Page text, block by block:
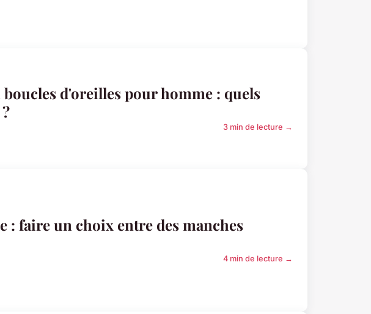
d'oreilles pour homme : quels
3 min de lecture →
: faire un choix entre des manches
4 min de lecture →